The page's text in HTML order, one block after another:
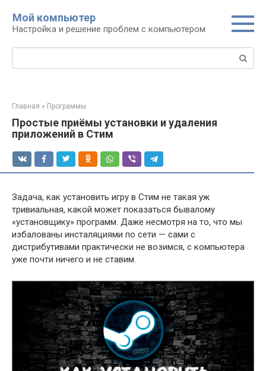
контенту
Мой компьютер
Настройка и решение проблем с компьютером
Поиск:
Главная » Программы
Простые приёмы установки и удаления
приложений в Стим
Задача, как установить игру в Стим не такая уж
тривиальная, какой может показаться бывалому
«установщику» программ. Даже несмотря на то, что мы
избалованы инсталяциями по сети — сами с
дистрибутивами практически не возимся, с компьютера
уже почти ничего и не ставим.